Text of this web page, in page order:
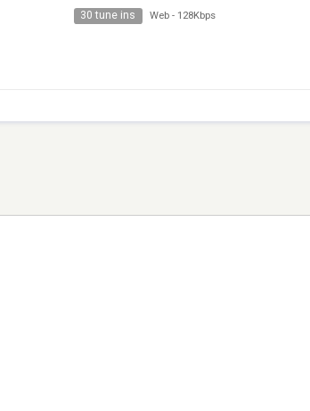
30 tune ins Web - 128Kbps